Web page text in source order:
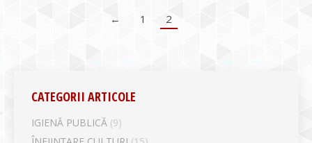
← 1 2
CATEGORII ARTICOLE
IGIENĂ PUBLICĂ (9)